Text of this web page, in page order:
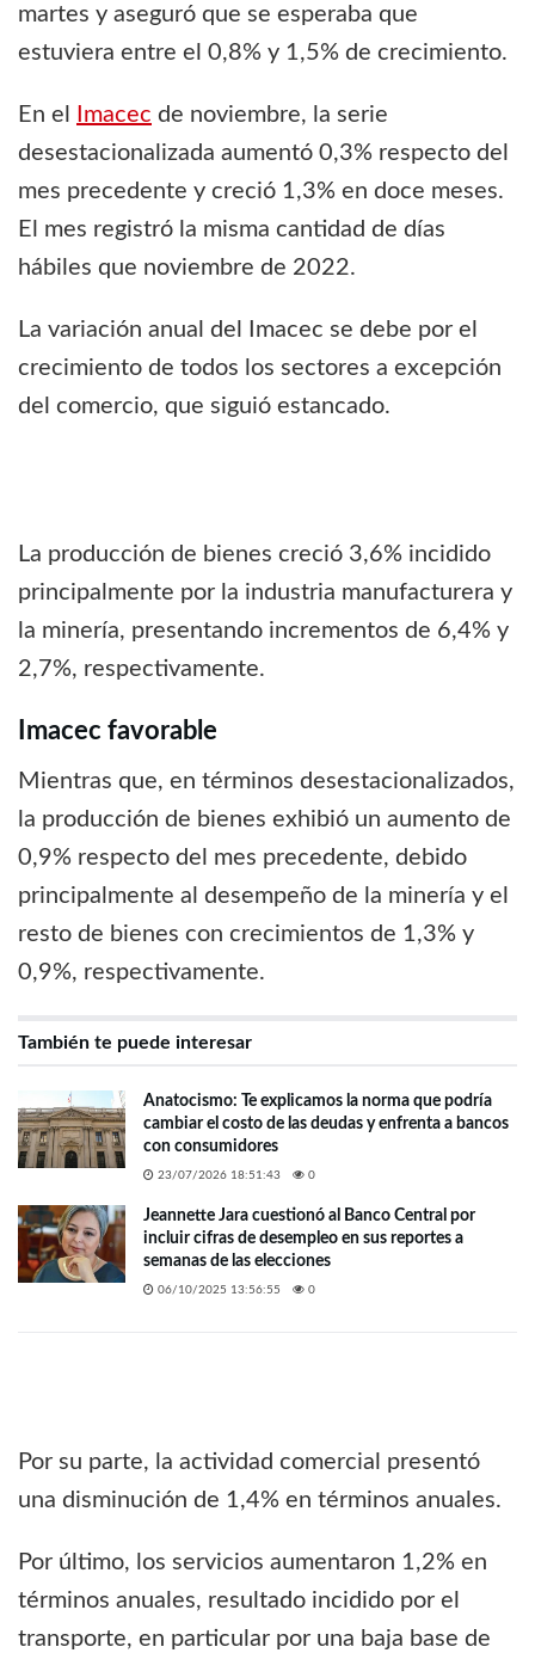
martes y aseguró que se esperaba que
estuviera entre el 0,8% y 1,5% de crecimiento.
En el Imacec de noviembre, la serie
desestacionalizada aumentó 0,3% respecto del
mes precedente y creció 1,3% en doce meses.
El mes registró la misma cantidad de días
hábiles que noviembre de 2022.
La variación anual del Imacec se debe por el
crecimiento de todos los sectores a excepción
del comercio, que siguió estancado.
La producción de bienes creció 3,6% incidido
principalmente por la industria manufacturera y
la minería, presentando incrementos de 6,4% y
2,7%, respectivamente.
Imacec favorable
Mientras que, en términos desestacionalizados,
la producción de bienes exhibió un aumento de
0,9% respecto del mes precedente, debido
principalmente al desempeño de la minería y el
resto de bienes con crecimientos de 1,3% y
0,9%, respectivamente.
También te puede interesar
Anatocismo: Te explicamos la norma que podría
cambiar el costo de las deudas y enfrenta a bancos
con consumidores
23/07/2026 18:51:43 0
Jeannette Jara cuestionó al Banco Central por
incluir cifras de desempleo en sus reportes a
semanas de las elecciones
06/10/2025 13:56:55 0
Por su parte, la actividad comercial presentó
una disminución de 1,4% en términos anuales.
Por último, los servicios aumentaron 1,2% en
términos anuales, resultado incidido por el
transporte, en particular por una baja base de